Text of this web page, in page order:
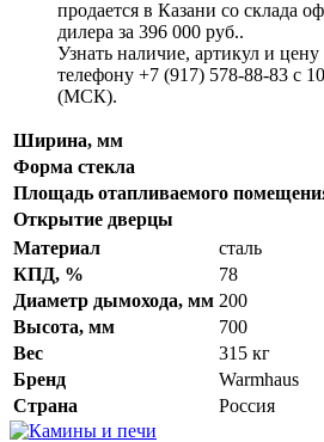
продается в Казани со склада
дилера за 396 000 руб..
Узнать наличие, артикул и
телефону +7 (917) 578-88-83 с
(МСК).
Ширина, мм
Форма стекла
Площадь отапливаемого
Открытие дверцы
Материал
сталь
КПД, %
78
Диаметр дымохода, мм 200
Высота, мм
700
Вес
315 кг
Бренд
Warmhaus
Страна
Россия